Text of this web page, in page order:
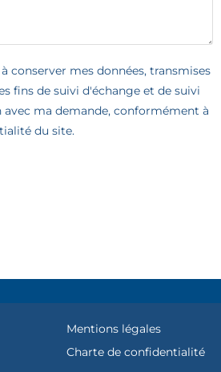
conserver mes données, transmises
fins de suivi d'échange et de suivi
avec ma demande, conformément à
du site.
Mentions légales
Charte de confidentialité